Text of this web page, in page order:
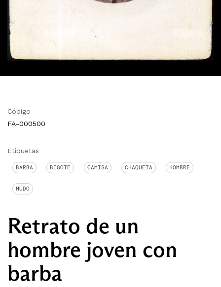
Código
FA-000500
Etiquetas
BARBA BIGOTE CAMISA CHAQUETA HOMBRE
NUDO
Retrato de un
hombre joven con
barba